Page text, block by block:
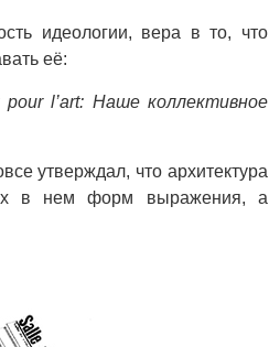
идеологии, вера в то, что
её:
pour l’art: Наше коллективное
утверждал, что архитектура
в нем форм выражения, а